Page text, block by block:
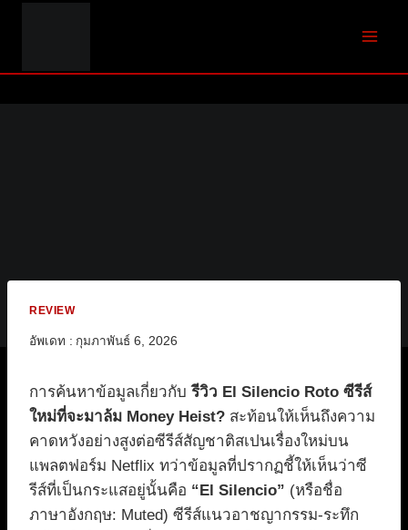
REVIEW
อัพเดท : กุมภาพันธ์ 6, 2026
การค้นหาข้อมูลเกี่ยวกับรีวิว El Silencio Roto ซีรีส์
ใหม่ที่จะมาล้ม Money Heist? สะท้อนให้เห็นถึงความ
คาดหวังอย่างสูงต่อซีรีส์สัญชาติสเปนเรื่องใหม่บน
แพลตฟอร์ม Netflix ทว่าข้อมูลที่ปรากฏชี้ให้เห็นว่าซี
รีส์ที่เป็นกระแสอยู่นั้นคือ “El Silencio” (หรือชื่อ
ภาษาอังกฤษ: Muted) ซีรีส์แนวอาชญากรรม-ระทึก